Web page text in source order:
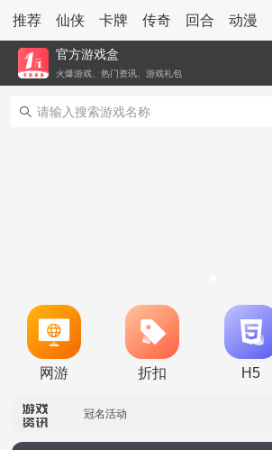
推荐 仙侠 卡牌 传奇 回合 动漫
官方游戏盒
火爆游戏、热门资讯、游戏礼包
网游 折扣 H5
转游活动
永久累充活动
冠名活动